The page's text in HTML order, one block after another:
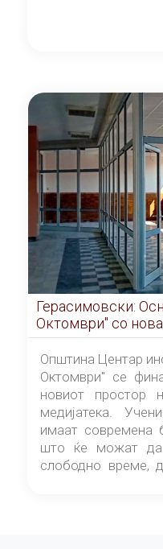
Герасимовски:
Октомври" со нова
од септември
Општина Центар
Октомври" се
новиот простор
медијатека.
имаат современа
што ќе можат да
слободно време,